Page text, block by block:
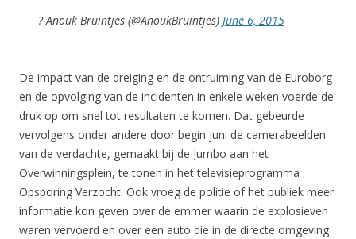
? Anouk Bruintjes (@AnoukBruintjes) June 6, 2015
De impact van de dreiging en de ontruiming van de Euroborg
en de opvolging van de incidenten in enkele weken voerde de
druk op om snel tot resultaten te komen. Dat gebeurde
vervolgens onder andere door begin juni de camerabeelden
van de verdachte, gemaakt bij de Jumbo aan het
Overwinningsplein, te tonen in het televisieprogramma
Opsporing Verzocht. Ook vroeg de politie of het publiek meer
informatie kon geven over de emmer waarin de explosieven
waren vervoerd en over een auto die in de directe omgeving